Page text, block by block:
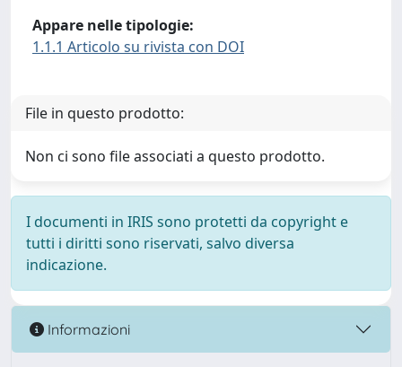
Appare nelle tipologie:
1.1.1 Articolo su rivista con DOI
File in questo prodotto:
Non ci sono file associati a questo prodotto.
I documenti in IRIS sono protetti da copyright e
tutti i diritti sono riservati, salvo diversa
indicazione.
Informazioni